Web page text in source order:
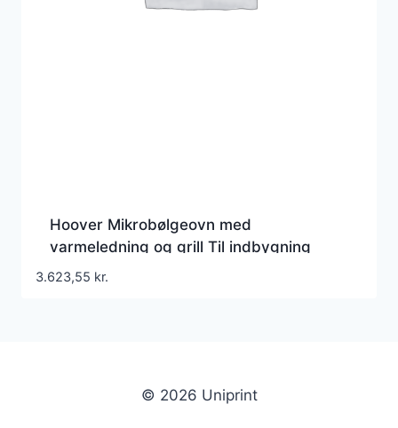
Hoover Mikrobølgeovn med
varmeledning og grill Til indbygning
900W 44liter Sort
3.623,55 kr.
© 2026 Uniprint